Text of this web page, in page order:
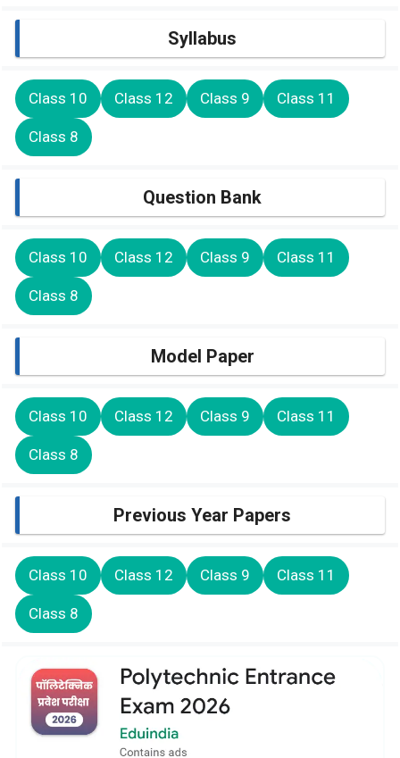
Syllabus
Class 10 Class 12 Class 9 Class 11
Class 8
Question Bank
Class 10 Class 12 Class 9 Class 11
Class 8
Model Paper
Class 10 Class 12 Class 9 Class 11
Class 8
Previous Year Papers
Class 10 Class 12 Class 9 Class 11
Class 8